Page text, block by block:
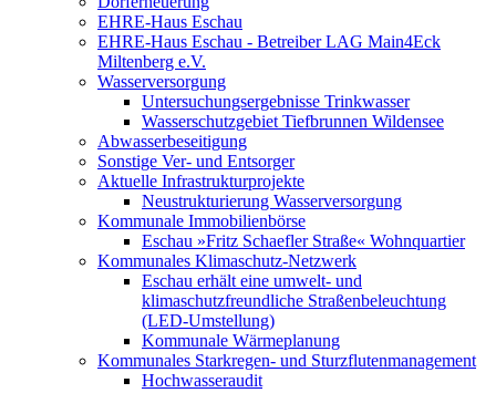
EHRE-Haus Eschau
EHRE-Haus Eschau - Betreiber LAG Main4Eck
Miltenberg e.V.
Wasserversorgung
Untersuchungsergebnisse Trinkwasser
Wasserschutzgebiet Tiefbrunnen Wildensee
Abwasserbeseitigung
Sonstige Ver- und Entsorger
Aktuelle Infrastrukturprojekte
Neustrukturierung Wasserversorgung
Kommunale Immobilienbörse
Eschau »Fritz Schaefler Straße« Wohnquartier
Kommunales Klimaschutz-Netzwerk
Eschau erhält eine umwelt- und
klimaschutzfreundliche Straßenbeleuchtung
(LED-Umstellung)
Kommunale Wärmeplanung
Kommunales Starkregen- und Sturzflutenmanagement
Hochwasseraudit